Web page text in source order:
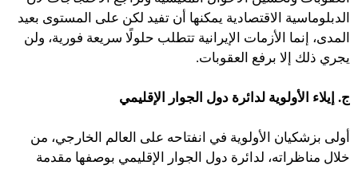
الدبلوماسية الاقتصادية يمكنها أن تفيد لكن على المستوى بعيد
المدى، إنما الأزمات الإيرانية تتطلب حلولًا سريعة فورية، ولن
يجري ذلك إلا برفع العقوبات.
ج. إيلاء الأولوية لدائرة دول الجوار الإقليمي
أولى بزشكيان الأولوية في انفتاحه على العالم الخارجي، من
خلال مناظراته، لدائرة دول الجوار الإقليمي بوصفها مقدمة